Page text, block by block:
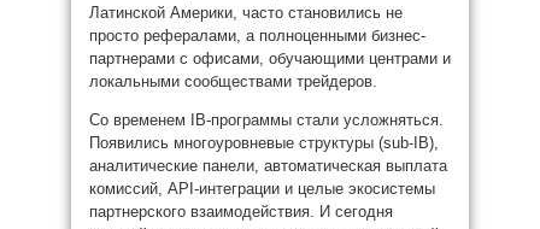
Латинской Америки, часто становились не
просто рефералами, а полноценными бизнес-
партнерами с офисами, обучающими центрами и
локальными сообществами трейдеров.
Со временем IB-программы стали усложняться.
Появились многоуровневые структуры (sub-IB),
аналитические панели, автоматическая выплата
комиссий, API-интеграции и целые экосистемы
партнерского взаимодействия. И сегодня